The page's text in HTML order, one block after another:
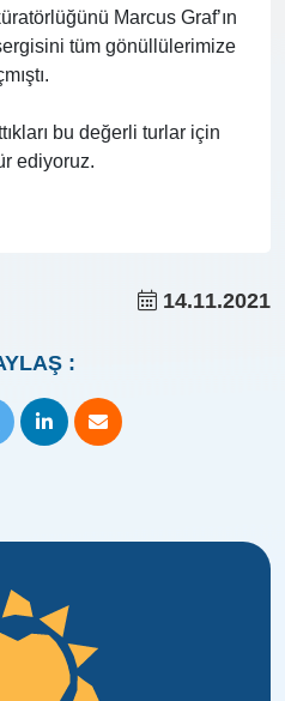
Marcus Graf’ın
tüm gönüllülerimize
bu değerli turlar için
ediyoruz.
14.11.2021
: